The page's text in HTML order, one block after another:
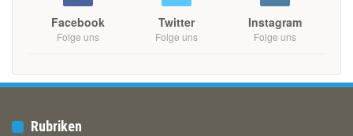
Facebook
Folge uns
Twitter
Folge uns
Instagram
Folge uns
Rubriken